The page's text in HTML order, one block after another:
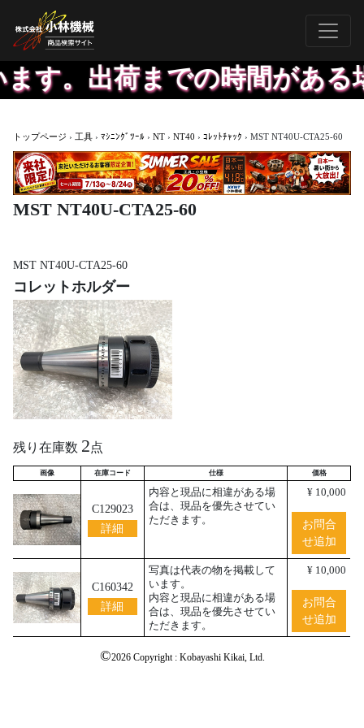
。出荷までの時間があ
トップページ › 工具 › ﾏｼﾆﾝｸﾞﾂｰﾙ › NT › NT40 › ｺﾚｯﾄﾁｬｯｸ › MST NT40U-CTA25-60
MST NT40U-CTA25-60
MST NT40U-CTA25-60
コレットホルダー
残り在庫数 2点
画像 在庫コード 仕様 価格
C129023
詳細
内容と現品に相違がある場
合は、現品を優先させてい
ただきます。
¥ 10,000
お問合
せ追加
C160342
詳細
写真は代表の物を掲載して
います。
内容と現品に相違がある場
合は、現品を優先させてい
ただきます。
¥ 10,000
お問合
せ追加
©2026 Copyright : Kobayashi Kikai, Ltd.